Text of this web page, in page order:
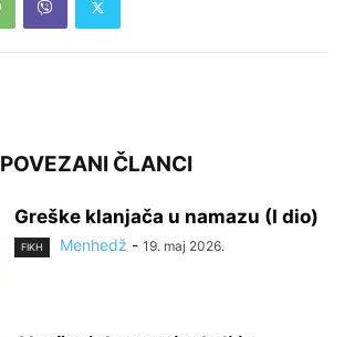
POVEZANI ČLANCI
Greške klanjača u namazu (I dio)
FIKH Menhedž - 19. maj 2026.